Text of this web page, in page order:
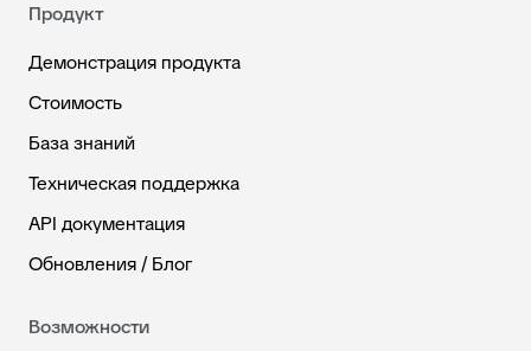
Продукт
Демонстрация продукта
Стоимость
База знаний
Техническая поддержка
API документация
Обновления / Блог
Возможности